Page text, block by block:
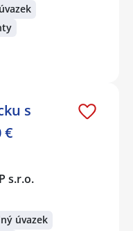
s
€
s.r.o.
úvazek